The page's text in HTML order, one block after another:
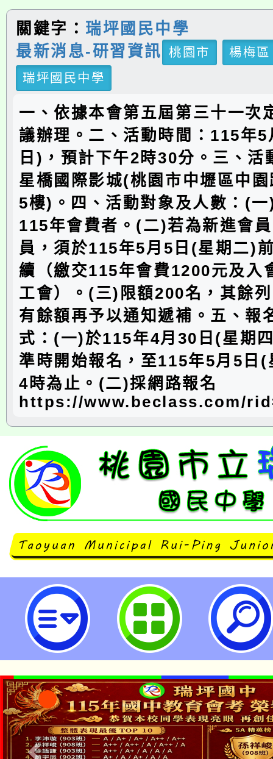
關鍵字： 瑞坪國民中學
最新消息-研習資訊
桃園市
楊梅區
瑞坪國民中學
一、依據本會第五屆第三十一次
議辦理。二、活動時間：115年
日)，預計下午2時30分。三、活
星橋國際影城(桃園市中壢區中
5樓)。四、活動對象及人數：(
115年會費者。(二)若為新進會
員，須於115年5月5日(星期二)
續（繳交115年會費1200元及入
工會）。(三)限額200名，其餘
有餘額再予以通知遞補。五、報
式：(一)於115年4月30日(星期
準時開始報名，至115年5月5日
4時為止。(二)採網路報名
https://www.beclass.com/
桃教產辦理115年5月「穿著Prada
研習活動，歡迎會員報名參加。-
中學